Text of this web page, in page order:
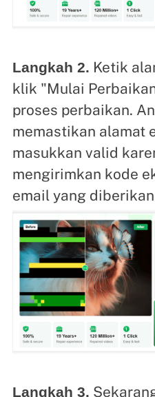
Langkah 2. Ketik
klik "Mulai
proses perbaikan.
memastikan alamat
masukkan valid
mengirimkan kode
email yang
Langkah 3.